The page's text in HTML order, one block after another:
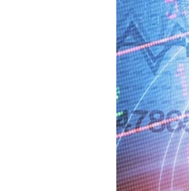
Mein Konto
Folgen Sie uns
Kontakt